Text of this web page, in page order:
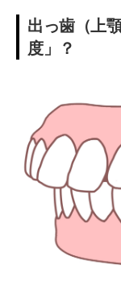
出っ歯（上
度」？